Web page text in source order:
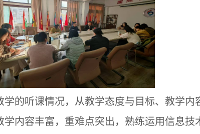
的听课情况，从教学态度与目标、教学
内容丰富，重难点突出，熟练运用信息